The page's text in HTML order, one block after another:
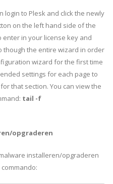
login to Plesk and click the newly
on the left hand side of the
enter in your license key and
though the entire wizard in order
wizard for the first time
settings for each page to
that section. You can view the
tail -f
opgraderen
installeren/opgraderen